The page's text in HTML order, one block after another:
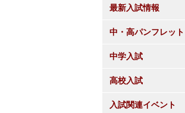
最新入試情報
中・高パンフレット
中学入試
高校入試
入試関連イベント